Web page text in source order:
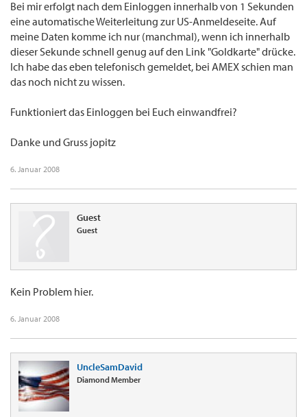
Bei mir erfolgt nach dem Einloggen innerhalb von 1 Sekunden
eine automatische Weiterleitung zur US-Anmeldeseite. Auf
meine Daten komme ich nur (manchmal), wenn ich innerhalb
dieser Sekunde schnell genug auf den Link "Goldkarte" drücke.
Ich habe das eben telefonisch gemeldet, bei AMEX schien man
das noch nicht zu wissen.
Funktioniert das Einloggen bei Euch einwandfrei?
Danke und Gruss jopitz
6. Januar 2008
Guest
Guest
Kein Problem hier.
6. Januar 2008
UncleSamDavid
Diamond Member